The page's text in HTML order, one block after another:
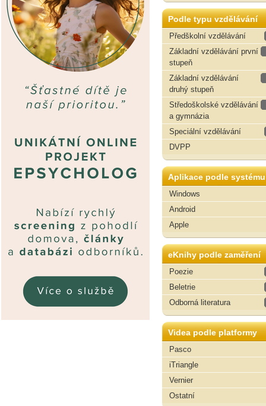
Podle typu vzdělávání
Předškolní vzdělávání
Základní vzdělávání první
stupeň
Základní vzdělávání
druhý stupeň
Středoškolské vzdělávání
a gymnázia
Speciální vzdělávání
DVPP
Aplikace podle systému
Windows
Android
Apple
eKnihy podle zaměření
Poezie
Beletrie
Odborná literatura
Videa podle platformy
Pasco
iTriangle
Vernier
Ostatní